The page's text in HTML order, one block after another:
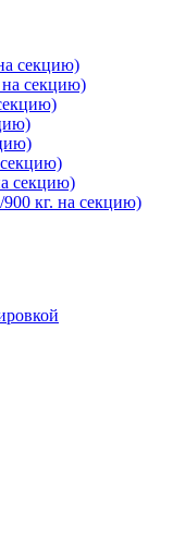
секцию)
на секцию)
секцию)
кг. на секцию)